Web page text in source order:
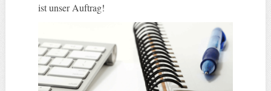
ist unser Auftrag!